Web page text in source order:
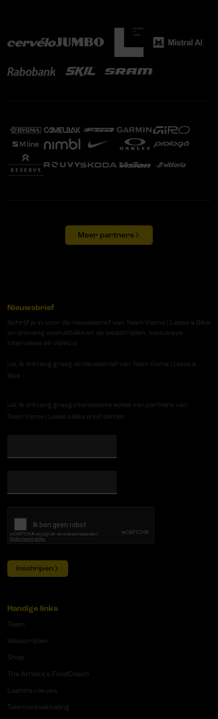
Meer partners
Nieuwsbrief
Schrijf je in voor de nieuwsbrief van Team Visma | Lease a Bike
en ontvang vooruitblikken op wedstrijden, exclusieve
interviews en video's!
Ja, ik ontvang graag de nieuwsbrief van Team Visma | Lease a
Bike
Ja, ik ontvang graag interessante acties van partners van
Team Visma | Lease a Bike en/of derden
Inschrijven
Handige links
Team
Wedstrijden
Shop
The Athlete's FoodCoach
Laatste nieuws
Talentontwikkeling